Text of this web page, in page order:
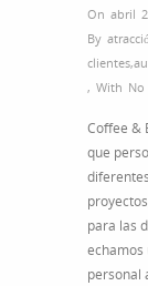
On abril
By
clientes,
, With
Coffee &
que
para las
echamos
personal